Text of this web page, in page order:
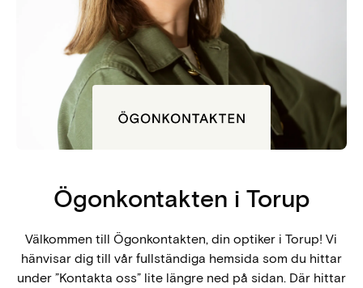
Ögonkontakten i Torup
Välkommen till Ögonkontakten, din optiker i Torup! Vi
hänvisar dig till vår fullständiga hemsida som du hittar
under ”Kontakta oss” lite längre ned på sidan. Där hittar